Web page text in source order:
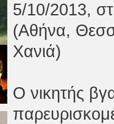
5/10/2013,
(Αθήνα,
Χανιά)
Ο νικητής